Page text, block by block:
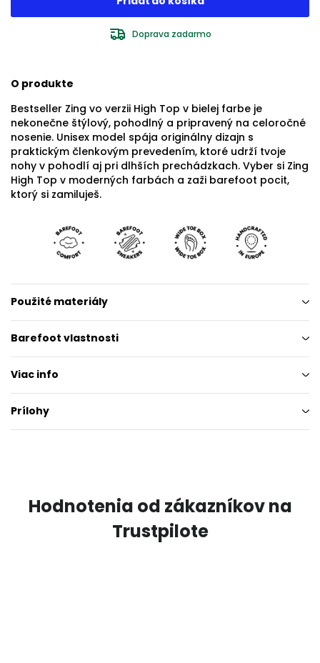
Doprava zadarmo
O produkte
Bestseller Zing vo verzii High Top v bielej farbe je
nekonečne štýlový, pohodlný a pripravený na celoročné
nosenie. Unisex model spája originálny dizajn s
praktickým členkovým prevedením, ktoré udrží tvoje
nohy v pohodlí aj pri dlhších prechádzkach. Vyber si Zing
High Top v moderných farbách a zaži barefoot pocit,
ktorý si zamiluješ.
Použité materiály
Barefoot vlastnosti
Viac info
Prílohy
Hodnotenia od zákazníkov na
Trustpilote